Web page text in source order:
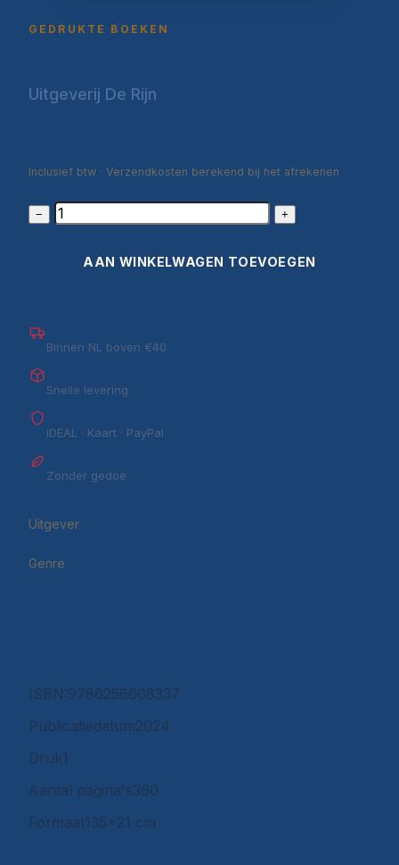
GEDRUKTE BOEKEN
Uitgeverij De Rijn
Inclusief btw · Verzendkosten berekend bij het afrekenen
− +
AAN WINKELWAGEN TOEVOEGEN
Binnen NL boven €40
Snelle levering
iDEAL · Kaart · PayPal
Zonder gedoe
Uitgever
Genre
ISBN:9786256608337
Publicatiedatum2024
Druk1
Aantal pagina's360
Formaat135x21 cm